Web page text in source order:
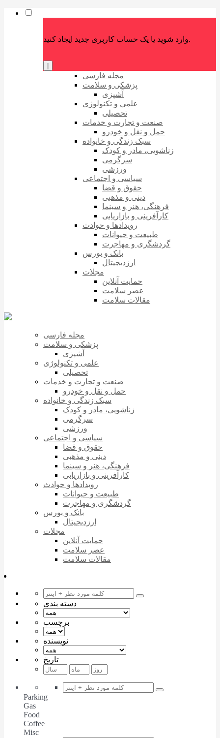
وارد شوید یا یک حساب کاربری جدید ایجاد کنید.
مجله فارسی
پزشکی و سلامت
آشپزی
علمی و تکنولوژی
تحصیلی
صنعت و تجارت و خدمات
حمل و نقل و خودرو
سبک زندگی و خانواده
زناشویی، مادر و کودک
سرگرمی
ورزشی
سیاسی و اجتماعی
حقوق و قضا
دینی و مذهبی
فرهنگی، هنر و سینما
کارآفرینی و بازاریابی
رویدادها و حوادث
طبیعت و حیوانات
گردشگری و مهاجرت
بانک و بورس
ارزدیجیتال
مجلات
حمایت آنلاین
عصر سلامت
مقالات سلامت
مجله فارسی
پزشکی و سلامت
آشپزی
علمی و تکنولوژی
تحصیلی
صنعت و تجارت و خدمات
حمل و نقل و خودرو
سبک زندگی و خانواده
زناشویی، مادر و کودک
سرگرمی
ورزشی
سیاسی و اجتماعی
حقوق و قضا
دینی و مذهبی
فرهنگی، هنر و سینما
کارآفرینی و بازاریابی
رویدادها و حوادث
طبیعت و حیوانات
گردشگری و مهاجرت
بانک و بورس
ارزدیجیتال
مجلات
حمایت آنلاین
عصر سلامت
مقالات سلامت
دسته بندی
برچسب
نویسنده
تاریخ
Parking
Gas
Food
Coffee
Misc